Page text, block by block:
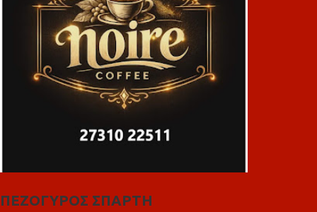
ΠΕΖΟΓΥΡΟΣ ΣΠΑΡΤΗ